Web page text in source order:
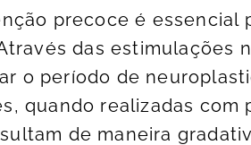
precoce é
das estimulações
o período de
quando realizadas
de maneira